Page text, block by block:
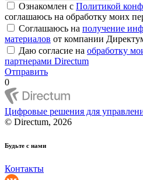
Ознакомлен с Политикой
соглашаюсь на обработку моих
Соглашаюсь на получение
материалов от компании
Даю согласие на обработку
партнерами Directum
Отправить
0
Цифровые решения для
© Directum, 2026
Будьте с нами
Контакты